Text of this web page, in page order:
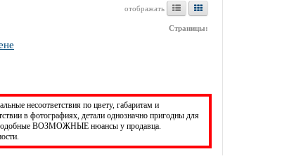
отображать
Страницы:
несоответствия по цвету, габаритам и
в фотографиях, детали однозначно пригодны для
подобные ВОЗМОЖНЫЕ нюансы у продавца.